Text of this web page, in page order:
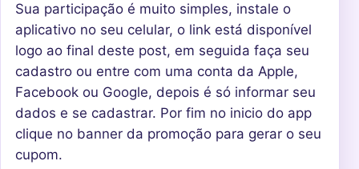
Sua participação é muito simples, instale o
aplicativo no seu celular, o link está disponível
logo ao final deste post, em seguida faça seu
cadastro ou entre com uma conta da Apple,
Facebook ou Google, depois é só informar seu
dados e se cadastrar. Por fim no inicio do app
clique no banner da promoção para gerar o seu
cupom.